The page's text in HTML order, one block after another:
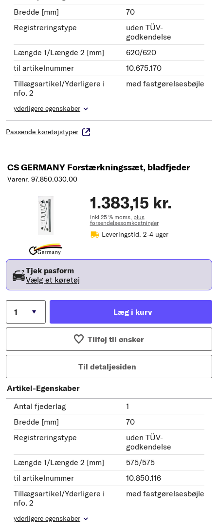
Bredde [mm]
70
Registreringstype
uden TÜV-
godkendelse
Længde 1/Længde 2 [mm]
620/620
til artikelnummer
10.675.170
Tillægsartikel/Yderligere i
nfo. 2
med fastgørelsesbøjle
yderligere egenskaber
Passende køretøjstyper
CS GERMANY Forstærkningssæt, bladfjeder
Varenr. 97.850.030.00
1.383,15 kr.
inkl 25 % moms, plus
forsendelsesomkostninger
Leveringstid: 2-4 uger
Tjek pasform
Vælg et køretøj
Læg i kurv
Tilføj til ønsker
Til detaljesiden
Artikel-Egenskaber
Antal fjederlag
1
Bredde [mm]
70
Registreringstype
uden TÜV-
godkendelse
Længde 1/Længde 2 [mm]
575/575
til artikelnummer
10.850.116
Tillægsartikel/Yderligere i
nfo. 2
med fastgørelsesbøjle
yderligere egenskaber